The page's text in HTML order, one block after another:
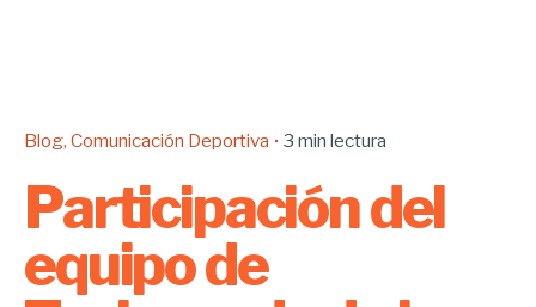
Blog Comunicación Deportiva 3 min lectura
Participación del
equipo de